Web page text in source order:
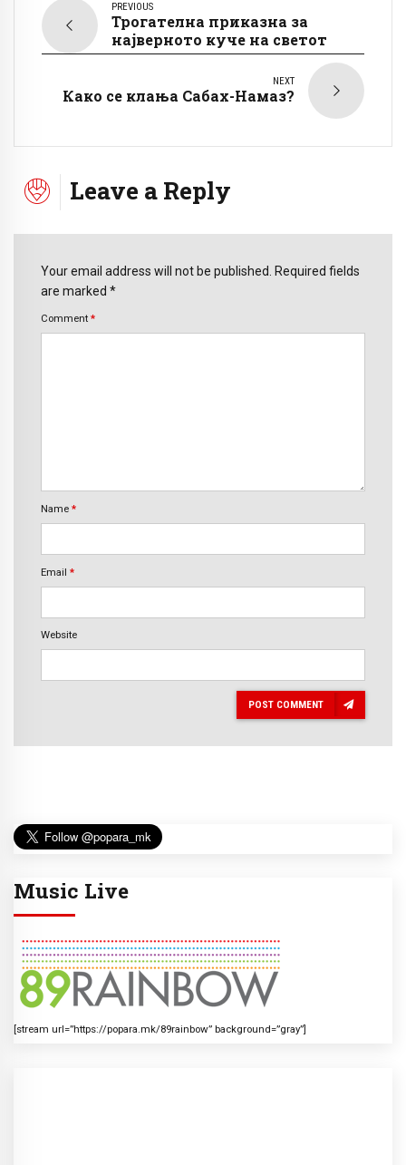
PREVIOUS
Трогателна приказна за
најверното куче на светот
NEXT
Како се клања Сабах-Намаз?
Leave a Reply
Your email address will not be published. Required fields
are marked *
Comment *
Name *
Email *
Website
POST COMMENT
Music Live
[stream url=”https://popara.mk/89rainbow” background=”gray”]